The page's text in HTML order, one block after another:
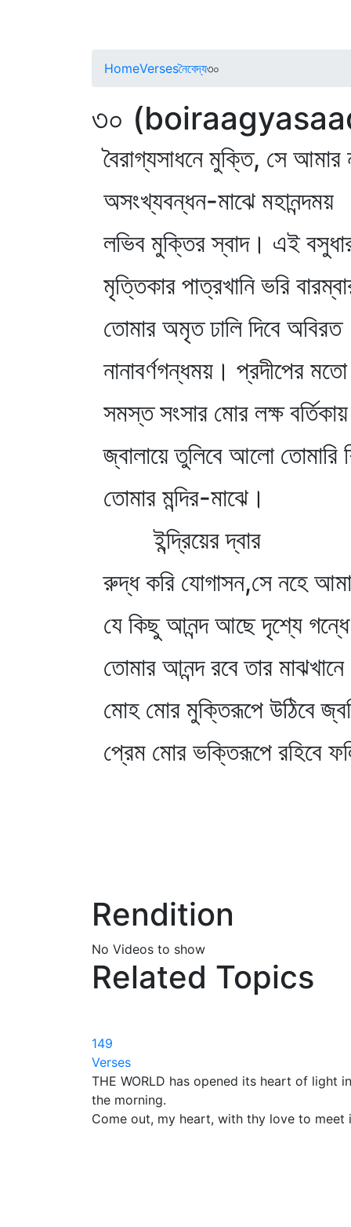
HomeVersesনৈবেদ্য৩০
৩০
বৈরাগ্যসাধনে মুক্তি, সে আমার
অসংখ্যবন্ধন-মাঝে মহানন্দময়
লভিব মুক্তির স্বাদ। এই
মৃত্তিকার পাত্রখানি ভরি
তোমার অমৃত ঢালি দিবে অবিরত
নানাবর্ণগন্ধময়। প্রদীপের মতো
সমস্ত সংসার মোর লক্ষ বর্তিকায়
জ্বালায়ে তুলিবে আলো তোমারি
তোমার মন্দির-মাঝে।
ইন্দ্রিয়ের দ্বার
রুদ্ধ করি যোগাসন,সে নহে
যে কিছু আনন্দ আছে দৃশ্যে গন্ধে
তোমার আনন্দ রবে তার
মোহ মোর মুক্তিরূপে উঠিবে
প্রেম মোর ভক্তিরূপে রহিবে
Rendition
No Videos to show
Related Topics
149
Verses
THE WORLD has opened its heart of light in
the morning.
Come out, my heart, with thy love to meet